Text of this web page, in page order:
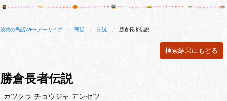
茨城の民話WEBアーカイブ 民話 伝説 勝倉長者伝説
検索結果にもどる
勝倉長者伝説
カツクラ チョウジャ デンセツ